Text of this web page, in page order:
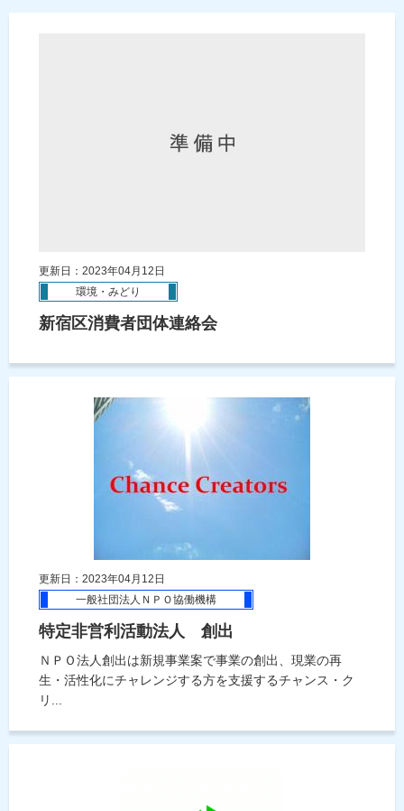
更新日：2023年04月12日
環境・みどり
新宿区消費者団体連絡会
更新日：2023年04月12日
一般社団法人ＮＰＯ協働機構
特定非営利活動法人 創出
ＮＰＯ法人創出は新規事業案で事業の創出、現業の再
生・活性化にチャレンジする方を支援するチャンス・ク
リ...